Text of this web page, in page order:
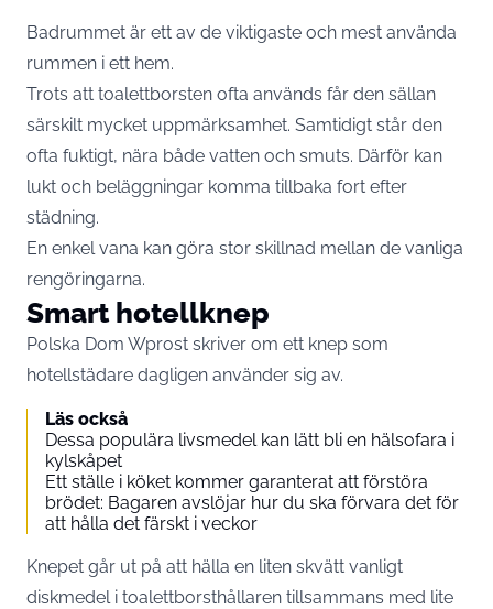
Badrummet är ett av de viktigaste och mest använda
rummen i ett hem.
Trots att toalettborsten ofta används får den sällan
särskilt mycket uppmärksamhet. Samtidigt står den
ofta fuktigt, nära både vatten och smuts. Därför kan
lukt och beläggningar komma tillbaka fort efter
städning.
En enkel vana kan göra stor skillnad mellan de vanliga
rengöringarna.
Smart hotellknep
Polska Dom Wprost skriver om ett knep som
hotellstädare dagligen använder sig av.
Läs också
Dessa populära livsmedel kan lätt bli en hälsofara i
kylskåpet
Ett ställe i köket kommer garanterat att förstöra
brödet: Bagaren avslöjar hur du ska förvara det för
att hålla det färskt i veckor
Knepet går ut på att hälla en liten skvätt vanligt
diskmedel i toalettborsthållaren tillsammans med lite